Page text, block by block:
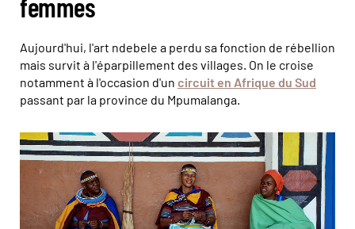
femmes
Aujourd'hui, l'art ndebele a perdu sa fonction de rébellion
mais survit à l'éparpillement des villages. On le croise
notamment à l'occasion d'un circuit en Afrique du Sud
passant par la province du Mpumalanga.